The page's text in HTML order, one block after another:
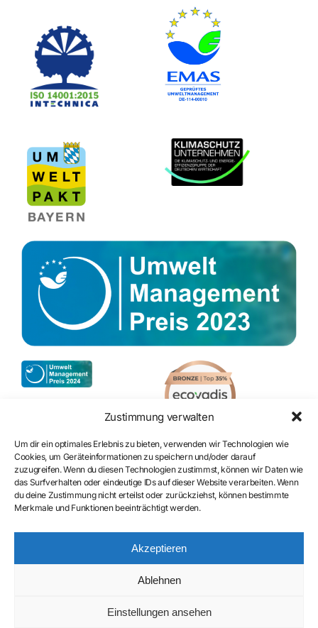
Zustimmung verwalten
Um dir ein optimales Erlebnis zu bieten, verwenden wir Technologien wie
Cookies, um Geräteinformationen zu speichern und/oder darauf
zuzugreifen. Wenn du diesen Technologien zustimmst, können wir Daten wie
das Surfverhalten oder eindeutige IDs auf dieser Website verarbeiten. Wenn
du deine Zustimmung nicht erteilst oder zurückziehst, können bestimmte
Merkmale und Funktionen beeinträchtigt werden.
Akzeptieren
Ablehnen
Einstellungen ansehen
Zertifizierung